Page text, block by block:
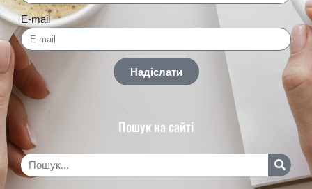
E-mail
Надіслати
Пошук на сайті